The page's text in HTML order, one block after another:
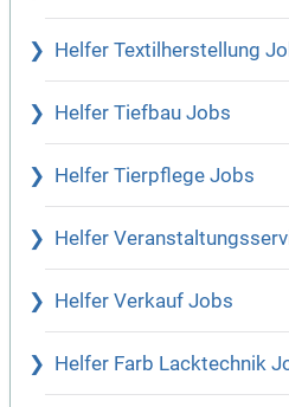
Helfer Textilherstellung
Helfer Tiefbau Jobs
Helfer Tierpflege Jobs
Helfer
Helfer Verkauf Jobs
Helfer Farb Lacktechnik